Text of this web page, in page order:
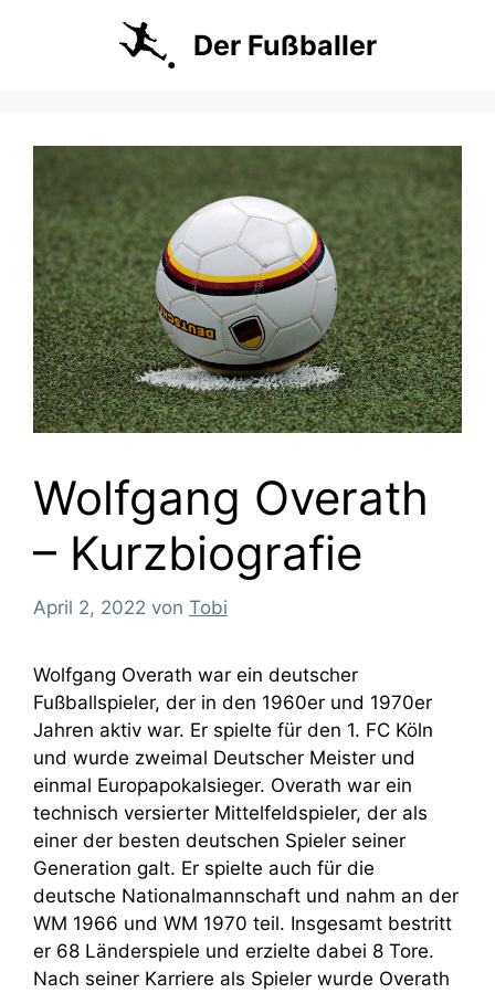
Der Fußballer
Wolfgang Overath
– Kurzbiografie
April 2, 2022 von Tobi
Wolfgang Overath war ein deutscher
Fußballspieler, der in den 1960er und 1970er
Jahren aktiv war. Er spielte für den 1. FC Köln
und wurde zweimal Deutscher Meister und
einmal Europapokalsieger. Overath war ein
technisch versierter Mittelfeldspieler, der als
einer der besten deutschen Spieler seiner
Generation galt. Er spielte auch für die
deutsche Nationalmannschaft und nahm an der
WM 1966 und WM 1970 teil. Insgesamt bestritt
er 68 Länderspiele und erzielte dabei 8 Tore.
Nach seiner Karriere als Spieler wurde Overath